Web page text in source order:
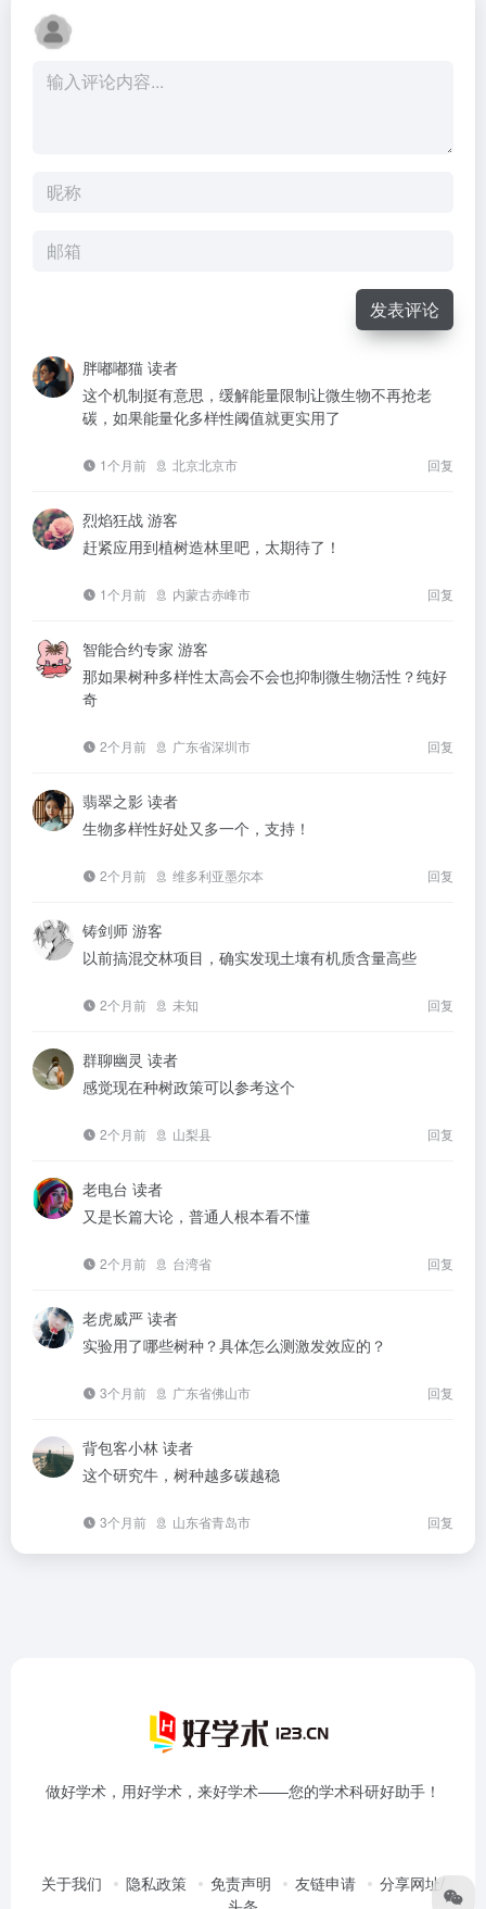
发表评论
胖嘟嘟猫 读者
这个机制挺有意思，缓解能量限制让微生物不再抢老
碳，如果能量化多样性阈值就更实用了
1个月前 北京北京市 回复
烈焰狂战 游客
赶紧应用到植树造林里吧，太期待了！
1个月前 内蒙古赤峰市 回复
智能合约专家 游客
那如果树种多样性太高会不会也抑制微生物活性？纯好
奇
2个月前 广东省深圳市 回复
翡翠之影 读者
生物多样性好处又多一个，支持！
2个月前 维多利亚墨尔本 回复
铸剑师 游客
以前搞混交林项目，确实发现土壤有机质含量高些
2个月前 未知 回复
群聊幽灵 读者
感觉现在种树政策可以参考这个
2个月前 山梨县 回复
老电台 读者
又是长篇大论，普通人根本看不懂
2个月前 台湾省 回复
老虎威严 读者
实验用了哪些树种？具体怎么测激发效应的？
3个月前 广东省佛山市 回复
背包客小林 读者
这个研究牛，树种越多碳越稳
3个月前 山东省青岛市 回复
做好学术，用好学术，来好学术——您的学术科研好助手！
关于我们 隐私政策 免责声明 友链申请
分享网址/